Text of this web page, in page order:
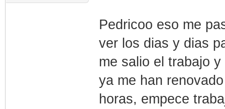
Pedricoo eso me
ver los dias y dias
me salio el trabajo
ya me han
horas, empece